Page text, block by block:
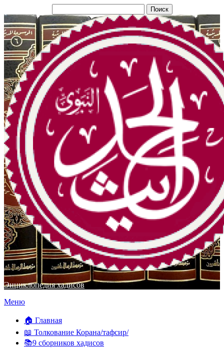
Энциклопедия хадисов
Перейти
содержимому
Меню
🏠 Главная
📖 Толкование Корана/тафсир/
📚9 сборников хадисов